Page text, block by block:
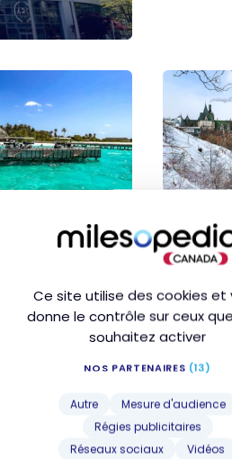
Ce site utilise des cookies et
donne le contrôle sur ceux
souhaitez activer
NOS PARTENAIRES (13)
Autre
Mesure d'audience
Régies publicitaires
Réseaux sociaux
Vidéos
Luxury
| ALL
Luxury
| ALL
Avis :
Avis :